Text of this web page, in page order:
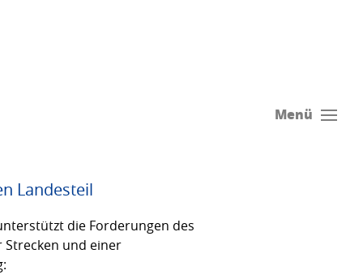
Menü
Landesteil
die Forderungen des
Strecken und einer